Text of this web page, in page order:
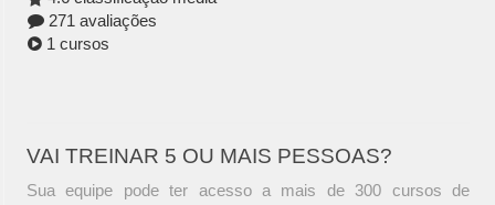
271 avaliações
1 cursos
VAI TREINAR 5 OU MAIS PESSOAS?
Sua equipe pode ter acesso a mais de 300 cursos de